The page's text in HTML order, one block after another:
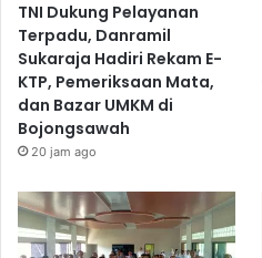
TNI Dukung Pelayanan
Terpadu, Danramil
Sukaraja Hadiri Rekam E-
KTP, Pemeriksaan Mata,
dan Bazar UMKM di
Bojongsawah
20 jam ago